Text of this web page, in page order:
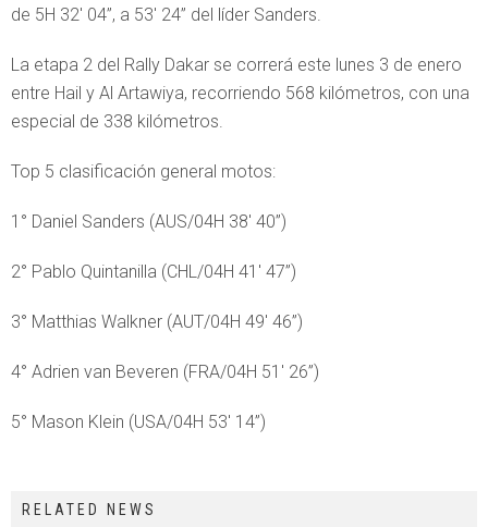
de 5H 32′ 04”, a 53′ 24” del líder Sanders.
La etapa 2 del Rally Dakar se correrá este lunes 3 de enero
entre Hail y Al Artawiya, recorriendo 568 kilómetros, con una
especial de 338 kilómetros.
Top 5 clasificación general motos:
1° Daniel Sanders (AUS/04H 38′ 40”)
2° Pablo Quintanilla (CHL/04H 41′ 47”)
3° Matthias Walkner (AUT/04H 49′ 46”)
4° Adrien van Beveren (FRA/04H 51′ 26”)
5° Mason Klein (USA/04H 53′ 14”)
RELATED NEWS